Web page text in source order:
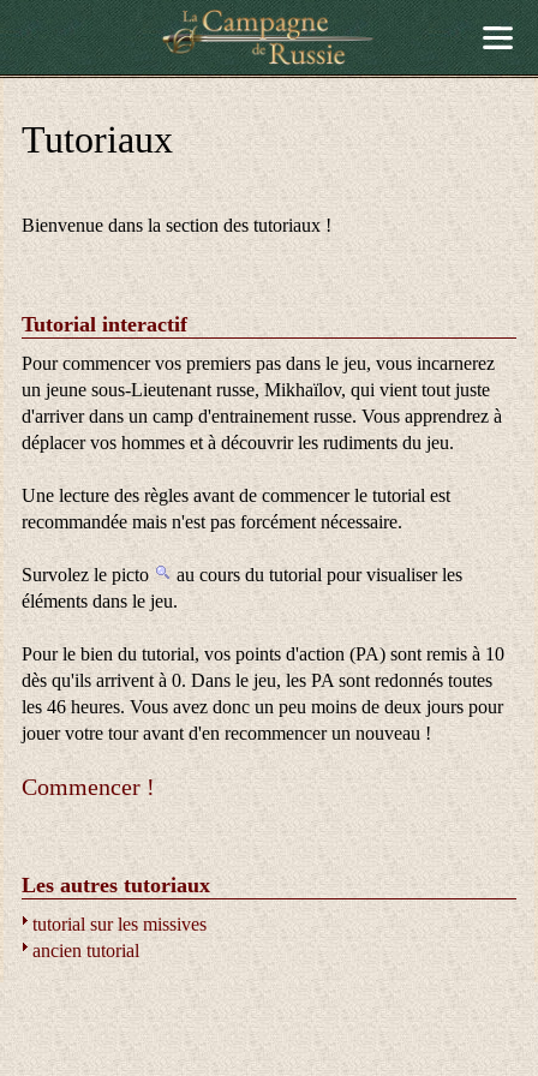
Tutoriaux
Bienvenue dans la section des tutoriaux !
Tutorial interactif
Pour commencer vos premiers pas dans le jeu, vous incarnerez
un jeune sous-Lieutenant russe, Mikhaïlov, qui vient tout juste
d'arriver dans un camp d'entrainement russe. Vous apprendrez à
déplacer vos hommes et à découvrir les rudiments du jeu.
Une lecture des règles avant de commencer le tutorial est
recommandée mais n'est pas forcément nécessaire.
Survolez le picto
au cours du tutorial pour visualiser les
éléments dans le jeu.
Pour le bien du tutorial, vos points d'action (PA) sont remis à 10
dès qu'ils arrivent à 0. Dans le jeu, les PA sont redonnés toutes
les 46 heures. Vous avez donc un peu moins de deux jours pour
jouer votre tour avant d'en recommencer un nouveau !
Commencer !
Les autres tutoriaux
tutorial sur les missives
ancien tutorial